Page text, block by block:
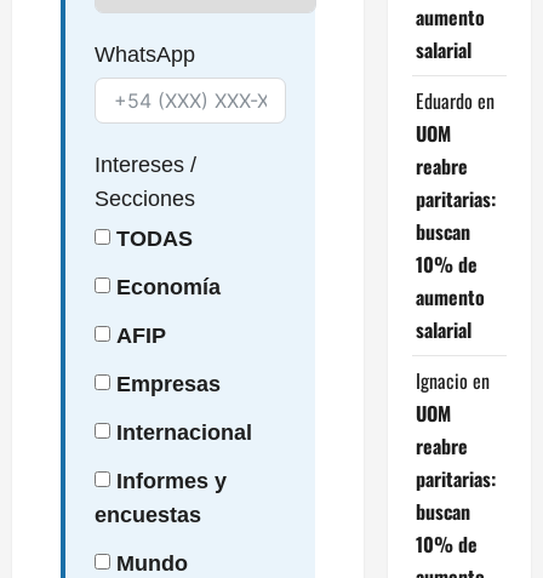
WhatsApp
Intereses /
Secciones
TODAS
Economía
AFIP
Empresas
Internacional
Informes y
encuestas
Mundo
aumento
salarial
Eduardo en
UOM
reabre
paritarias:
buscan
10% de
aumento
salarial
Ignacio en
UOM
reabre
paritarias:
buscan
10% de